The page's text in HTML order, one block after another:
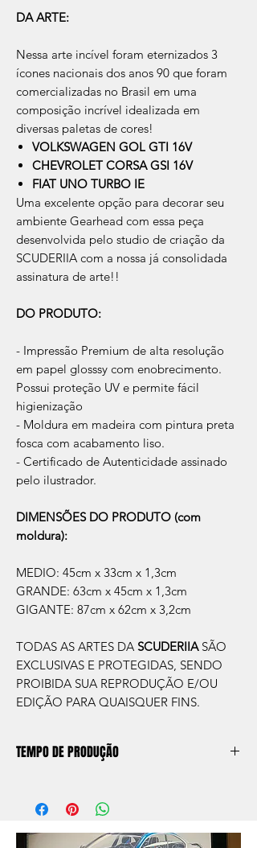
DA ARTE:
Nessa arte incível foram eternizados 3
ícones nacionais dos anos 90 que foram
comercializadas no Brasil em uma
composição incrível idealizada em
diversas paletas de cores!
VOLKSWAGEN GOL GTI 16V
CHEVROLET CORSA GSI 16V
FIAT UNO TURBO IE
Uma excelente opção para decorar seu
ambiente Gearhead com essa peça
desenvolvida pelo studio de criação da
SCUDERIIA com a nossa já consolidada
assinatura de arte!!
DO PRODUTO:
- Impressão Premium de alta resolução
em papel glosssy com enobrecimento.
Possui proteção UV e permite fácil
higienização
- Moldura em madeira com pintura preta
fosca com acabamento liso.
- Certificado de Autenticidade assinado
pelo ilustrador.
DIMENSÕES DO PRODUTO (com
moldura):
MEDIO: 45cm x 33cm x 1,3cm
GRANDE: 63cm x 45cm x 1,3cm
GIGANTE: 87cm x 62cm x 3,2cm
TODAS AS ARTES DA SCUDERIIA SÃO
EXCLUSIVAS E PROTEGIDAS, SENDO
PROIBIDA SUA REPRODUÇÃO E/OU
EDIÇÃO PARA QUAISQUER FINS.
TEMPO DE PRODUÇÃO
aprox. 5 dias úteis, após a confirmação de
compra.
Após a produçao, seguimos com o envio